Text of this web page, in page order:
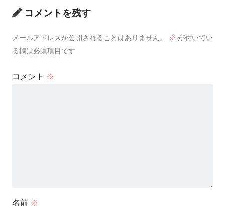
コメントを残す
メールアドレスが公開されることはありません。 ※ が付いてい
る欄は必須項目です
コメント ※
名前 ※